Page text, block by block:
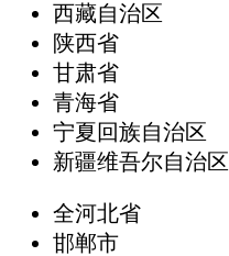
西藏自治区
陕西省
甘肃省
青海省
宁夏回族自治区
新疆维吾尔自治区
全河北省
邯郸市